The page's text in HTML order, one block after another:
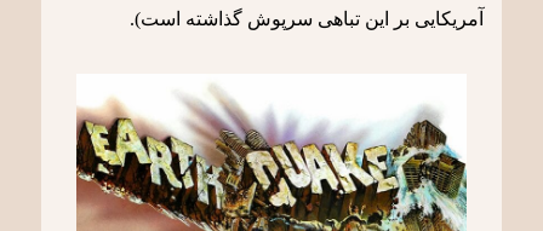
آمریکایی بر این تباهی سرپوش گذاشته است).